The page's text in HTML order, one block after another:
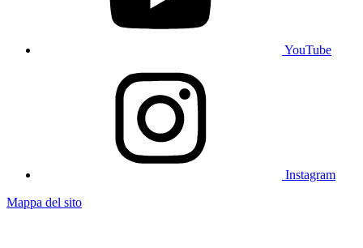
YouTube
Instagram
Mappa del sito